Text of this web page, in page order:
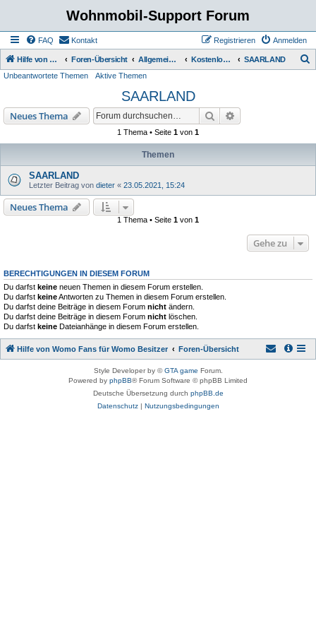
Wohnmobil-Support Forum
FAQ Kontakt Anmelden
Registrieren
Hilfe von Womo Fans für Womo Besitzer Foren-Übersicht Allgemeine Rubriken Kostenlose Stellplätze SAARLAND
Unbeantwortete Themen Aktive Themen
SAARLAND
Neues Thema Suche
1 Thema • Seite 1 von 1
Themen
SAARLAND
Letzter Beitrag von dieter « 23.05.2021, 15:24
Neues Thema
1 Thema • Seite 1 von 1
Gehe zu
BERECHTIGUNGEN IN DIESEM FORUM
Du darfst keine neuen Themen in diesem Forum erstellen.
Du darfst keineAntworten zu Themen in diesem Forum erstellen.
Du darfst deine Beiträge in diesem Forum nicht ändern.
Du darfst deine Beiträge in diesem Forum nicht löschen.
Du darfst keine Dateianhänge in diesem Forum erstellen.
Hilfe von Womo Fans für Womo Besitzer Foren-Übersicht
Style Developer by ©GTA game Forum.
Powered by phpBB® Forum Software © phpBB Limited
Deutsche Übersetzung durch phpBB.de
Datenschutz| Nutzungsbedingungen